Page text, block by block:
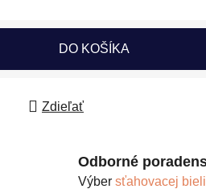
DO KOŠÍKA
Zdieľať
Odborné
Výber sťahovacej